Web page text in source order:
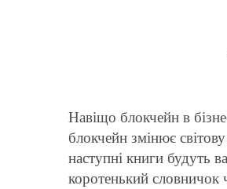
Навіщо блокчейн в
блокчейн змінює
наступні книги будуть
коротенький словничок